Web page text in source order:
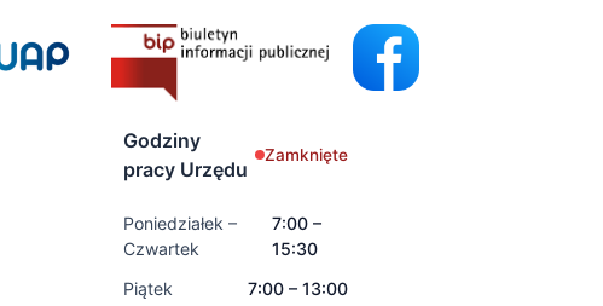
Godziny
pracy Urzędu
Zamknięte
Poniedziałek –
Czwartek
7:00 –
15:30
Piątek
7:00 – 13:00